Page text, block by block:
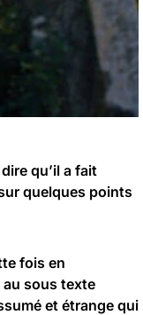
qu’il a fait
quelques points
fois en
sous texte
et étrange qui